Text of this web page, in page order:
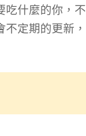
吃什麼的你，
定期的更新